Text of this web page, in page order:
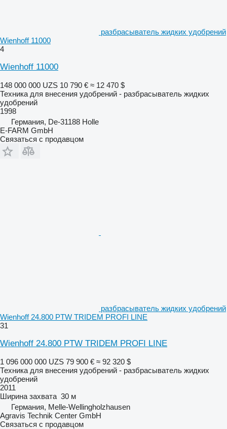
разбрасыватель жидких удобрений
Wienhoff 11000
4
Wienhoff 11000
148 000 000 UZS 10 790 € ≈ 12 470 $
Техника для внесения удобрений - разбрасыватель жидких
удобрений
1998
Германия, De-31188 Holle
E-FARM GmbH
Связаться с продавцом
разбрасыватель жидких удобрений
Wienhoff 24.800 PTW TRIDEM PROFI LINE
31
Wienhoff 24.800 PTW TRIDEM PROFI LINE
1 096 000 000 UZS 79 900 € ≈ 92 320 $
Техника для внесения удобрений - разбрасыватель жидких
удобрений
2011
Ширина захвата 30 м
Германия, Melle-Wellingholzhausen
Agravis Technik Center GmbH
Связаться с продавцом